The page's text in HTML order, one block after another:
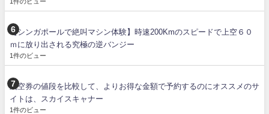
【シンガポールで絶叫マシン体験】時速200Kmのスピードで上空６０
ｍに放り出される究極の逆バンジー
1件のビュー
航空券の値段を比較して、よりお得な金額で予約するのにオススメのサ
イトは、スカイスキャナー
1件のビュー